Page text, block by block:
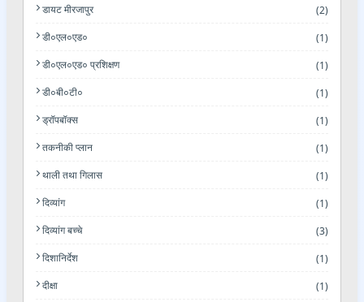
डायट मीरजापुर
(2)
डी०एल०एड०
(1)
डी०एल०एड० प्रशिक्षण
(1)
डी०बी०टी०
(1)
ड्रॉपबॉक्स
(1)
तकनीकी प्लान
(1)
थाली तथा गिलास
(1)
दिव्यांग
(1)
दिव्यांग बच्चे
(3)
दिशानिर्देश
(1)
दीक्षा
(1)